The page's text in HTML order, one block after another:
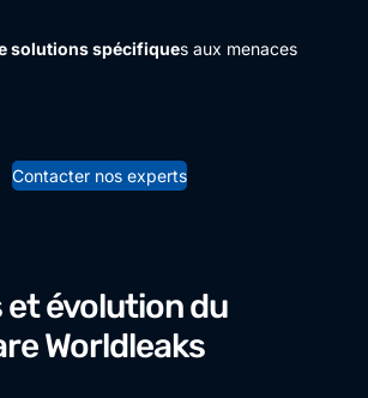
solutions spécifiques aux menaces
Contacter nos experts
et évolution du
Worldleaks